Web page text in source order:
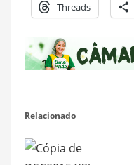
Threads
Relacionado